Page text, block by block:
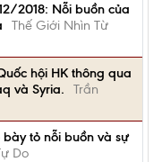
2018: Nỗi buồn của
Thế Giới Nhìn Từ
hội HK thông qua
và Syria.
Trần
tỏ nỗi buồn và sự
Do